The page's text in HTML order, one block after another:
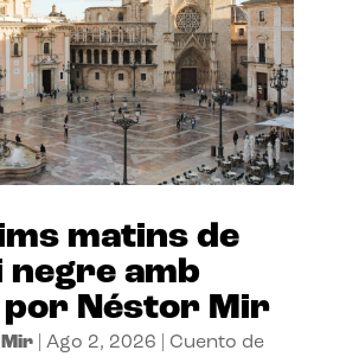
matins de
negre amb
por Néstor Mir
| Ago 2, 2026
Cuento de